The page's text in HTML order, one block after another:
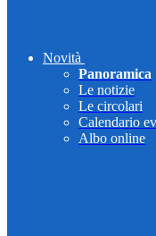
Novità
Panoramica
Le notizie
Le circolari
Calendario
Albo online